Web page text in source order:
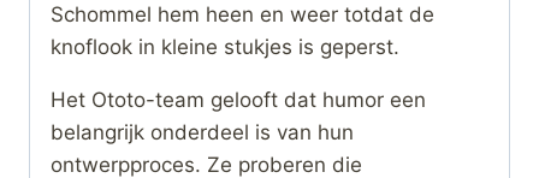
Schommel hem heen en weer totdat de
knoflook in kleine stukjes is geperst.
Het Ototo-team gelooft dat humor een
belangrijk onderdeel is van hun
ontwerpproces. Ze proberen die